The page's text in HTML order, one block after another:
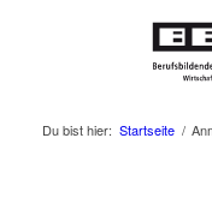
Du bist hier: Startseite /